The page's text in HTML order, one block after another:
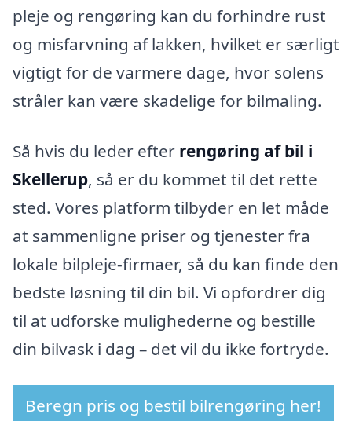
pleje og rengøring kan du forhindre rust
og misfarvning af lakken, hvilket er særligt
vigtigt for de varmere dage, hvor solens
stråler kan være skadelige for bilmaling.
Så hvis du leder efter rengøring af bil i
Skellerup, så er du kommet til det rette
sted. Vores platform tilbyder en let måde
at sammenligne priser og tjenester fra
lokale bilpleje-firmaer, så du kan finde den
bedste løsning til din bil. Vi opfordrer dig
til at udforske mulighederne og bestille
din bilvask i dag – det vil du ikke fortryde.
Beregn pris og bestil bilrengøring her!